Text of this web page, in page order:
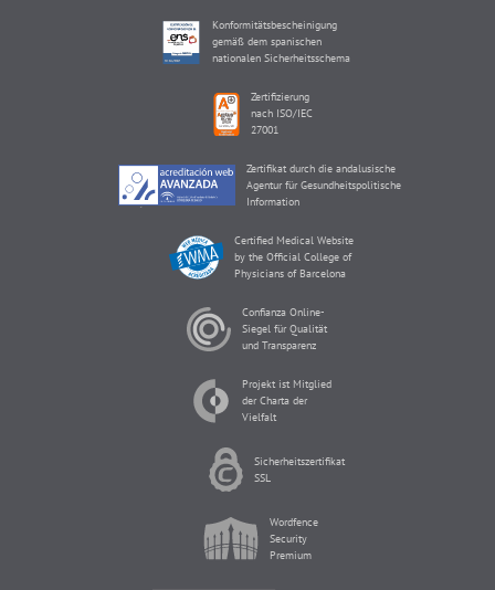
Konformitätsbescheinigung
gemäß dem spanischen
nationalen Sicherheitsschema
Zertifizierung
nach ISO/IEC
27001
Zertifikat durch die andalusische
Agentur für Gesundheitspolitische
Information
Certified Medical Website
by the Official College of
Physicians of Barcelona
Confianza Online-
Siegel für Qualität
und Transparenz
Projekt ist Mitglied
der Charta der
Vielfalt
Sicherheitszertifikat
SSL
Wordfence
Security
Premium